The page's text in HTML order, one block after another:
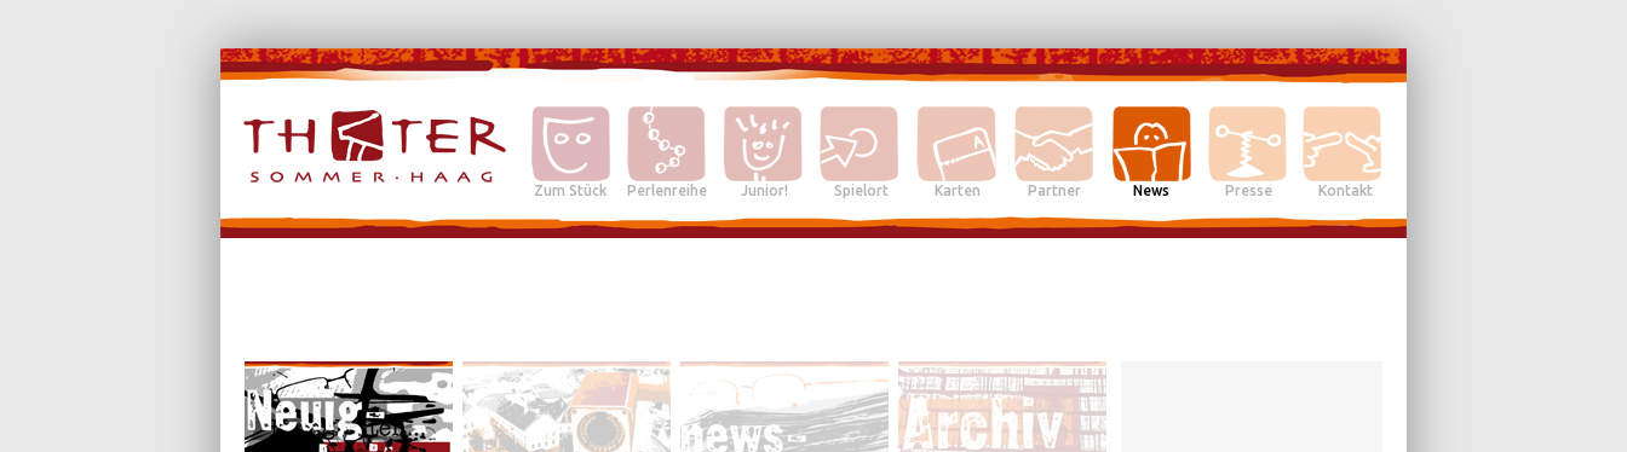
Zum Stück Perlenreihe Junior! Spielort Karten Partner News Presse Kontakt